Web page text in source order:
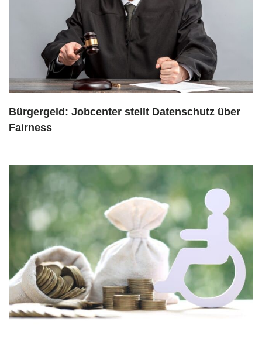
Bürgergeld: Jobcenter stellt Datenschutz über
Fairness